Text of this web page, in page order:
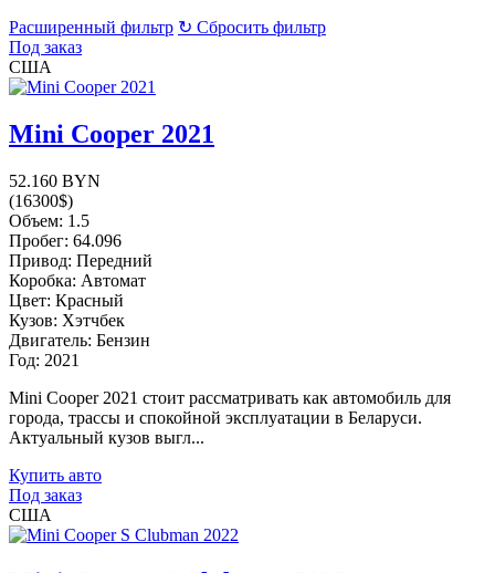
Расширенный фильтр ↻ Сбросить фильтр
Под заказ
США
Mini Cooper 2021
52.160 BYN
(16300$)
Объем: 1.5
Пробег: 64.096
Привод: Передний
Коробка: Автомат
Цвет: Красный
Кузов: Хэтчбек
Двигатель: Бензин
Год: 2021
Mini Cooper 2021 стоит рассматривать как автомобиль для
города, трассы и спокойной эксплуатации в Беларуси.
Актуальный кузов выгл...
Купить авто
Под заказ
США